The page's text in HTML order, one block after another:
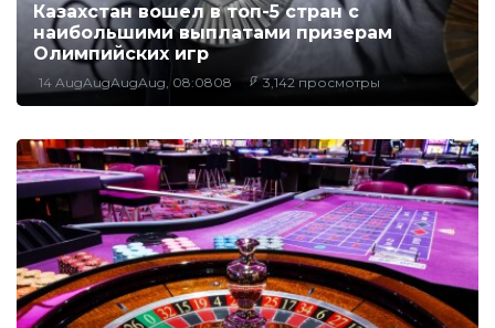
Казахстан вошел в топ-5 стран с
наибольшими выплатами призерам
Олимпийских игр
14 AugAugAugAug, 08:0808 3,142 просмотры